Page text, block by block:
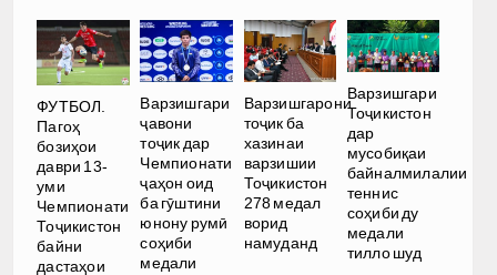
ФУТБОЛ.
Пагоҳ
бозиҳои
даври 13-
уми
Чемпионати
Тоҷикистон
байни
дастаҳои
Варзишгари
ҷавони
тоҷик дар
Чемпионати
ҷаҳон оид
ба гӯштини
юнону румӣ
соҳиби
медали
Варзишгарони
тоҷик ба
хазинаи
варзишии
Тоҷикистон
278 медал
ворид
намуданд
Варзишгари
Тоҷикистон
дар
мусобиқаи
байналмилалии
теннис
соҳиби ду
медали
тилло шуд